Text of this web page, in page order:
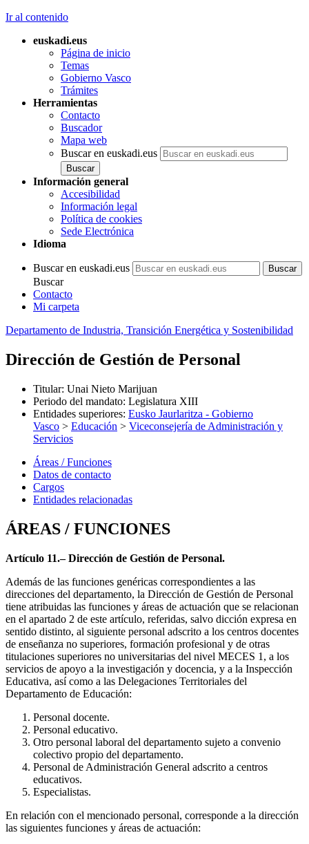
Ir al contenido
euskadi.eus
Página de inicio
Temas
Gobierno Vasco
Trámites
Herramientas
Contacto
Buscador
Mapa web
Buscar en euskadi.eus
Información general
Accesibilidad
Información legal
Política de cookies
Sede Electrónica
Idioma
Buscar en euskadi.eus
Buscar
Contacto
Mi carpeta
Departamento de Industria, Transición Energética y Sostenibilidad
Dirección de Gestión de Personal
Titular: Unai Nieto Marijuan
Periodo del mandato: Legislatura XIII
Entidades superiores: Eusko Jaurlaritza - Gobierno
Vasco > Educación > Viceconsejería de Administración y
Servicios
Áreas / Funciones
Datos de contacto
Cargos
Entidades relacionadas
ÁREAS / FUNCIONES
Artículo 11.– Dirección de Gestión de Personal.
Además de las funciones genéricas correspondientes a las
direcciones del departamento, la Dirección de Gestión de Personal
tiene atribuidas las funciones y áreas de actuación que se relacionan
en el apartado 2 de este artículo, referidas, salvo dicción expresa en
sentido distinto, al siguiente personal adscrito a los centros docentes
de enseñanza no superiores, formación profesional y de otras
titulaciones superiores no universitarias del nivel MECES 1, a los
servicios de apoyo a la investigación y docencia, y a la Inspección
Educativa, así como a las Delegaciones Territoriales del
Departamento de Educación:
Personal docente.
Personal educativo.
Otro personal laboral del departamento sujeto a convenio
colectivo propio del departamento.
Personal de Administración General adscrito a centros
educativos.
Especialistas.
En relación con el mencionado personal, corresponde a la dirección
las siguientes funciones y áreas de actuación: